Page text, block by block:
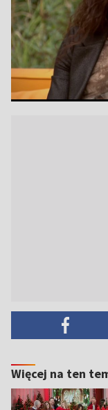
Więcej na ten